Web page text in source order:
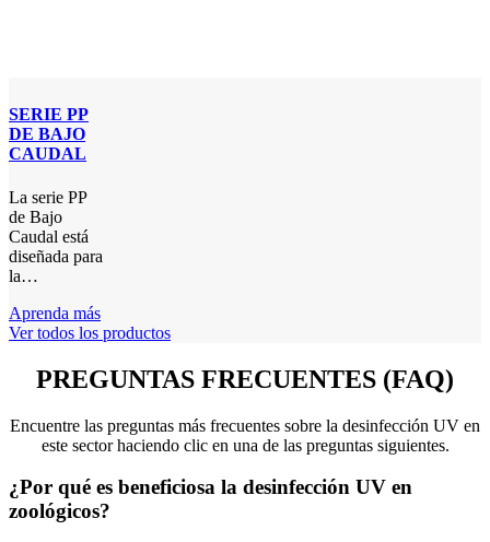
SERIE PP
DE BAJO
CAUDAL
La serie PP
de Bajo
Caudal está
diseñada para
la…
Aprenda más
Ver todos los productos
PREGUNTAS FRECUENTES (FAQ)
Encuentre las preguntas más frecuentes sobre la desinfección UV en
este sector haciendo clic en una de las preguntas siguientes.
¿Por qué es beneficiosa la desinfección UV en
zoológicos?